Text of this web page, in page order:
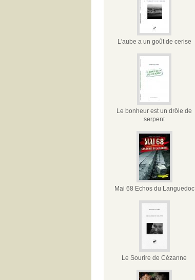
L'aube a un goût de cerise
Le bonheur est un drôle de
serpent
Mai 68 Echos du Languedoc
Le Sourire de Cézanne